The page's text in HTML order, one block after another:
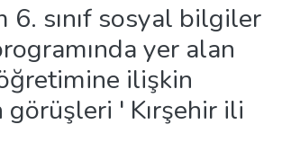
6. sınıf sosyal bilgiler
yer alan
ilişkin
' Kırşehir ili